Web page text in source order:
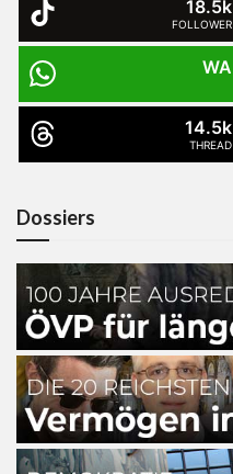
18.5k
FOLLOWER
WA
14.5k
THREAD
Dossiers